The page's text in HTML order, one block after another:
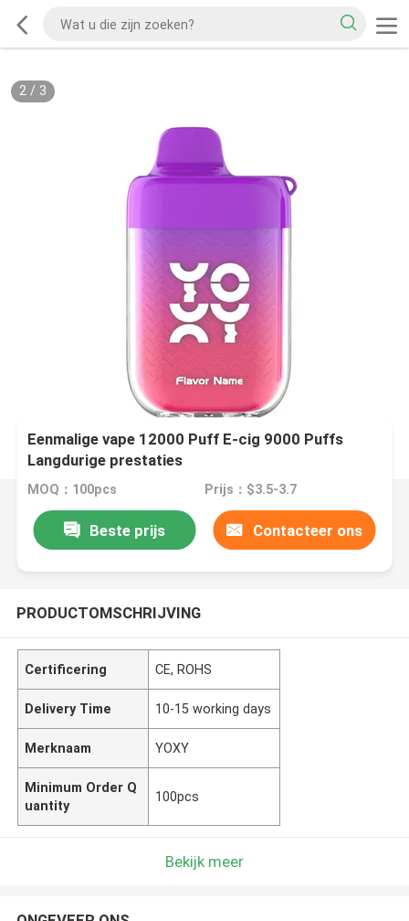
2/ 3
Eenmalige vape 12000 Puff E-cig 9000 Puffs
Langdurige prestaties
MOQ：100pcs Prijs：$3.5-3.7
Beste prijs Contacteer ons
PRODUCTOMSCHRIJVING
Certificering CE, ROHS
Delivery Time 10-15 working days
Merknaam YOXY
Minimum Order Q
uantity
100pcs
Bekijk meer